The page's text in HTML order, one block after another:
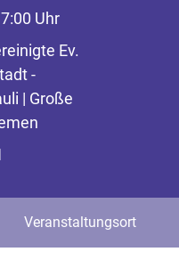
Uhr
Ev.
-
| Große
Veranstaltungsort